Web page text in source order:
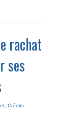
rachat
ses
Crédits